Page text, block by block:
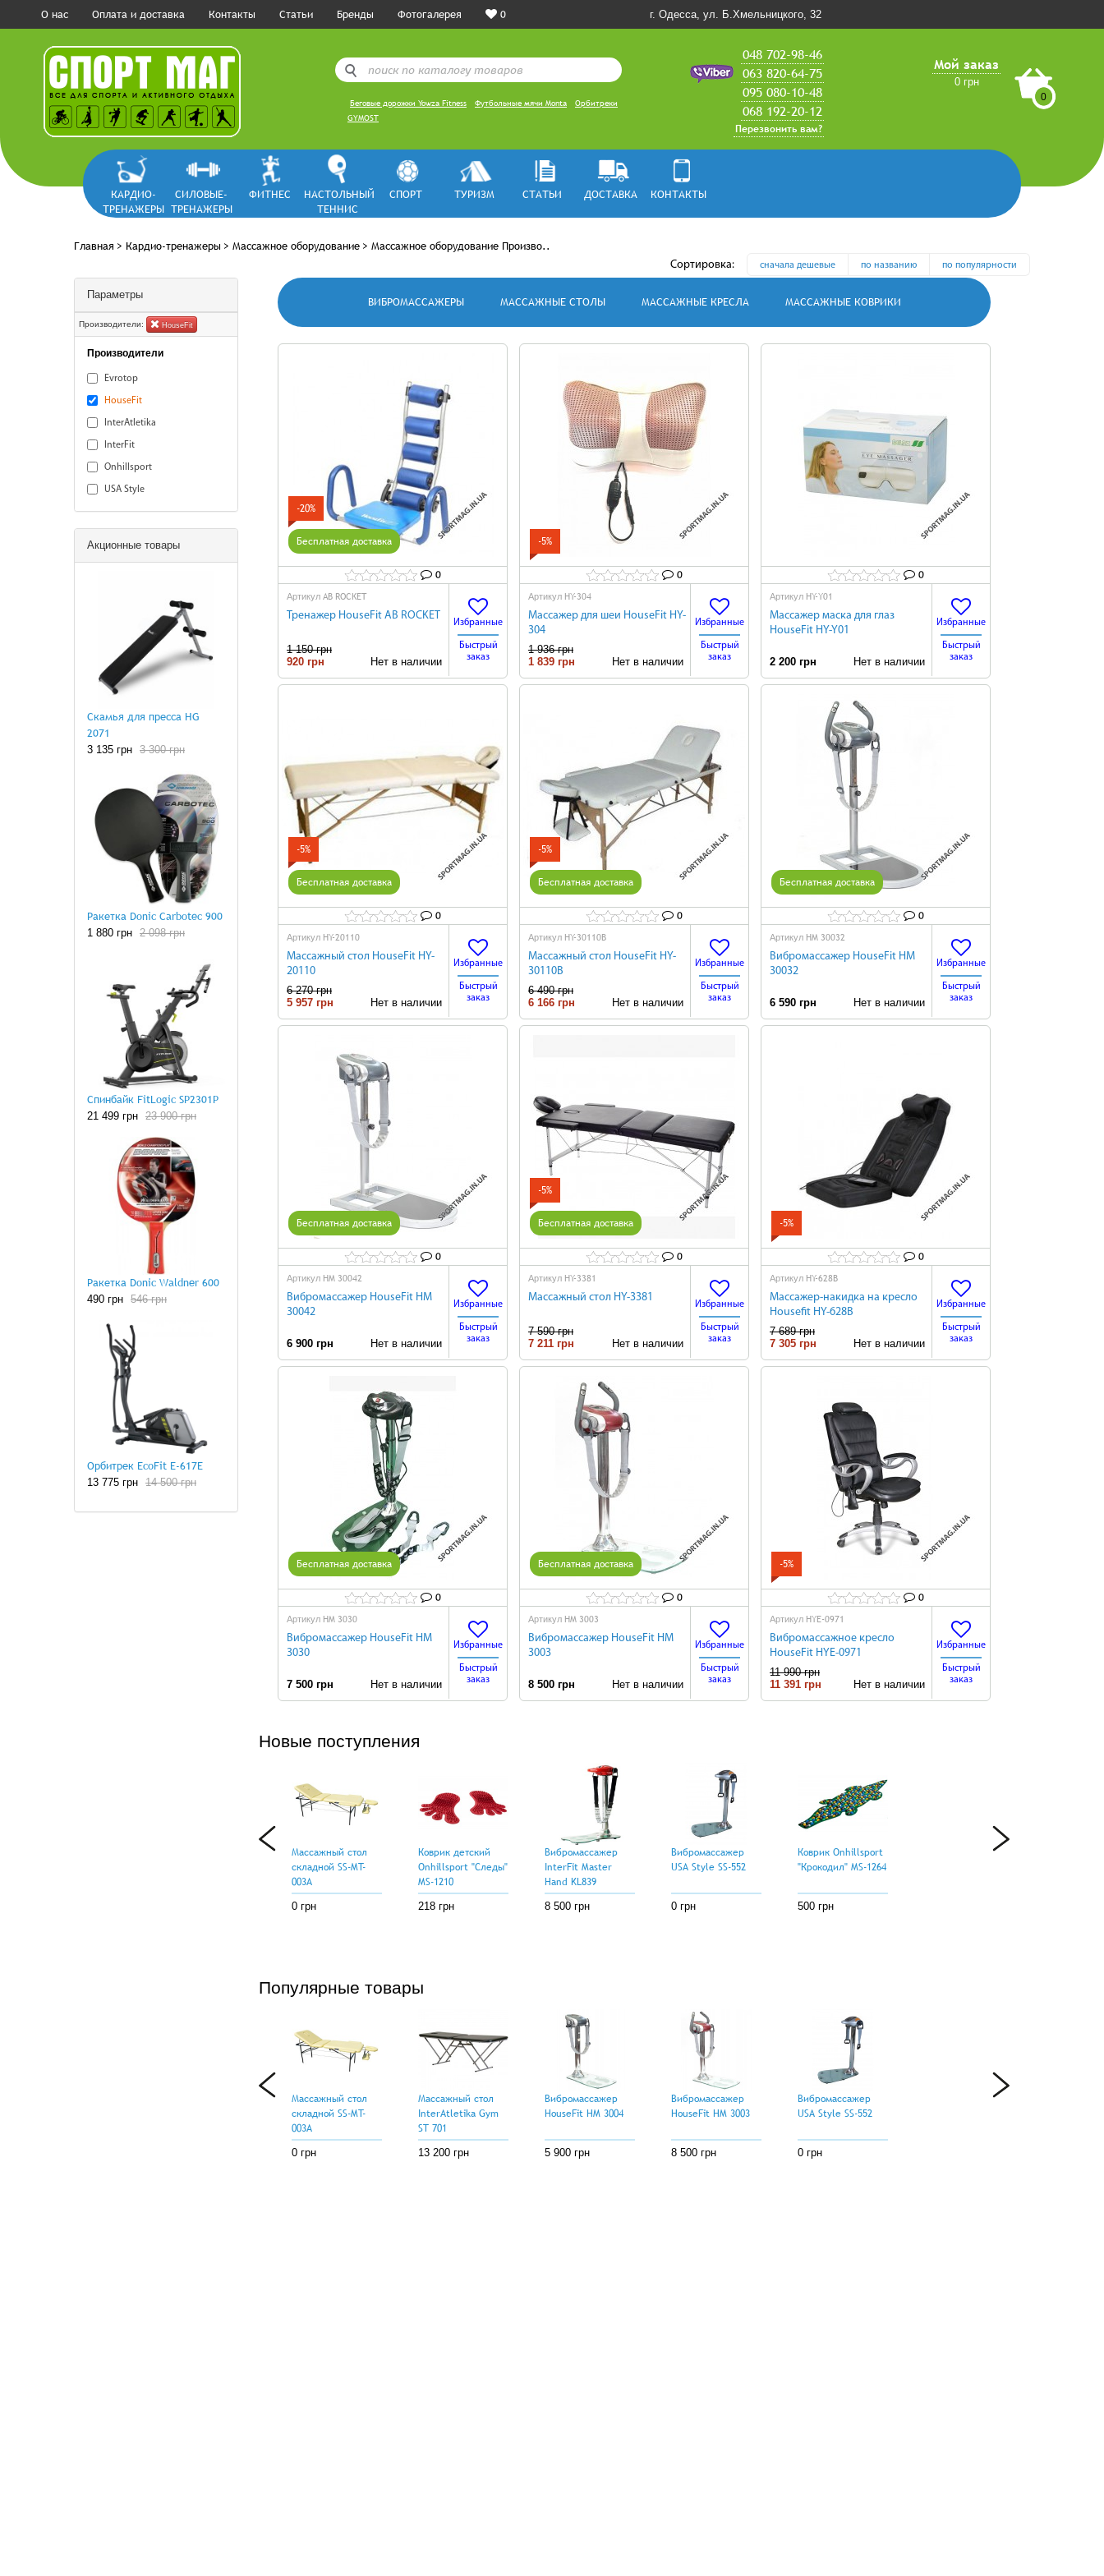
О нас Оплата и доставка Контакты Статьи Бренды Фотогалерея 0 г. Одесса, ул. Б.Хмельницкого, 32
Беговые дорожки Yowza Fitness Футбольные мячи Monta
Орбитреки
GYMOST
Мой заказ
0 грн
0
048 702-98-46
063 820-64-75
095 080-10-48
068 192-20-12
Перезвонить вам?
КАРДИО-
ТРЕНАЖЕРЫ
СИЛОВЫЕ-
ТРЕНАЖЕРЫ
ФИТНЕС
НАСТОЛЬНЫЙ
ТЕННИС
СПОРТ ТУРИЗМ СТАТЬИ ДОСТАВКА КОНТАКТЫ
Главная > Кардио-тренажеры > Массажное оборудование > Массажное оборудование Произво..
по популярности
по названию
сначала дешевые
Сортировка:
Параметры
Производители: HouseFit
Производители
Evrotop
HouseFit
InterAtletika
InterFit
Onhillsport
USA Style
Акционные товары
Скамья для пресса HG
2071
3 135 грн 3 300 грн
Ракетка Donic Carbotec 900
1 880 грн 2 098 грн
Спинбайк FitLogic SP2301P
21 499 грн 23 900 грн
Ракетка Donic Waldner 600
490 грн 546 грн
Орбитрек EcoFit E-617E
13 775 грн 14 500 грн
ВИБРОМАССАЖЕРЫ МАССАЖНЫЕ СТОЛЫ МАССАЖНЫЕ КРЕСЛА МАССАЖНЫЕ КОВРИКИ
0
Бесплатная доставка
-20%
Артикул AB ROCKET
Тренажер HouseFit AB ROCKET
1 150 грн
920 грн
Нет в наличии
Избранные
Быстрый
заказ
0
-5%
Артикул HY-304
Массажер для шеи HouseFit HY-
304
1 936 грн
1 839 грн
Нет в наличии
Избранные
Быстрый
заказ
0
Артикул HY-Y01
Массажер маска для глаз
HouseFit HY-Y01
2 200 грн Нет в наличии
Избранные
Быстрый
заказ
0
Бесплатная доставка
-5%
Артикул HY-20110
Массажный стол HouseFit HY-
20110
6 270 грн
5 957 грн
Нет в наличии
Избранные
Быстрый
заказ
0
Бесплатная доставка
-5%
Артикул HY-30110B
Массажный стол HouseFit HY-
30110B
6 490 грн
6 166 грн
Нет в наличии
Избранные
Быстрый
заказ
0
Бесплатная доставка
Артикул HM 30032
Вибромассажер HouseFit HM
30032
6 590 грн Нет в наличии
Избранные
Быстрый
заказ
0
Бесплатная доставка
Артикул HM 30042
Вибромассажер HouseFit HM
30042
6 900 грн Нет в наличии
Избранные
Быстрый
заказ
0
Бесплатная доставка
-5%
Артикул HY-3381
Массажный стол HY-3381
7 590 грн
7 211 грн
Нет в наличии
Избранные
Быстрый
заказ
0
-5%
Артикул HY-628B
Массажер-накидка на кресло
Housefit HY-628B
7 689 грн
7 305 грн
Нет в наличии
Избранные
Быстрый
заказ
0
Бесплатная доставка
Артикул HM 3030
Вибромассажер HouseFit HM
3030
7 500 грн Нет в наличии
Избранные
Быстрый
заказ
0
Бесплатная доставка
Артикул HM 3003
Вибромассажер HouseFit HM
3003
8 500 грн Нет в наличии
Избранные
Быстрый
заказ
0
-5%
Артикул HYE-0971
Вибромассажное кресло
HouseFit HYE-0971
11 990 грн
11 391 грн
Нет в наличии
Избранные
Быстрый
заказ
Новые поступления
Массажный стол
складной SS-MT-
003A
0 грн
Коврик детский
Onhillsport "Следы"
MS-1210
218 грн
Вибромассажер
InterFit Master
Hand KL839
8 500 грн
Вибромассажер
USA Style SS-552
0 грн
Коврик Onhillsport
"Крокодил" MS-1264
500 грн
Популярные товары
Массажный стол
складной SS-MT-
003A
0 грн
Массажный стол
InterAtletika Gym
ST 701
13 200 грн
Вибромассажер
HouseFit HM 3004
5 900 грн
Вибромассажер
HouseFit HM 3003
8 500 грн
Вибромассажер
USA Style SS-552
0 грн